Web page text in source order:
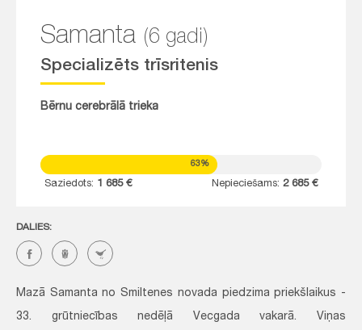
Samanta (6 gadi)
Specializēts trīsritenis
Bērnu cerebrālā trieka
63%
Saziedots: 1 685 € Nepieciešams: 2 685 €
DALIES:
Mazā Samanta no Smiltenes novada piedzima priekšlaikus -
33. grūtniecības nedēļā Vecgada vakarā. Viņas